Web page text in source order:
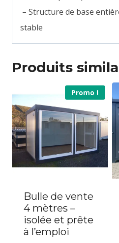
– Structure de base
stable
Produits
Promo !
Bulle de vente
4 mètres –
isolée et prête
à l’emploi